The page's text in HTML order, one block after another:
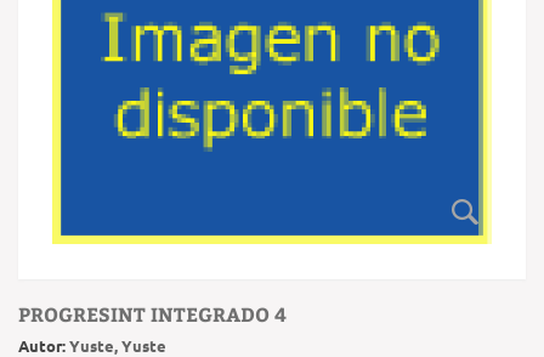
PROGRESINT INTEGRADO 4
Autor:Yuste, Yuste